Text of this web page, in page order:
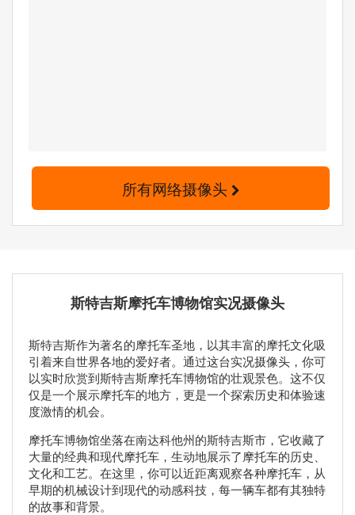
所有网络摄像头
斯特吉斯摩托车博物馆实况摄像头
斯特吉斯作为著名的摩托车圣地，以其丰富的摩托文化吸
引着来自世界各地的爱好者。通过这台实况摄像头，你可
以实时欣赏到斯特吉斯摩托车博物馆的壮观景色。这不仅
仅是一个展示摩托车的地方，更是一个探索历史和体验速
度激情的机会。
摩托车博物馆坐落在南达科他州的斯特吉斯市，它收藏了
大量的经典和现代摩托车，生动地展示了摩托车的历史、
文化和工艺。在这里，你可以近距离观察各种摩托车，从
早期的机械设计到现代的动感科技，每一辆车都有其独特
的故事和背景。